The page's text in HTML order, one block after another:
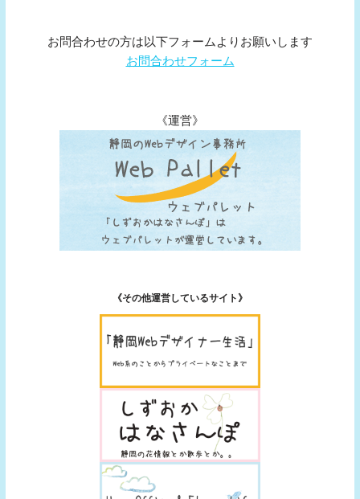
お問合わせの方は以下フォームよりお願いします
お問合わせフォーム
《運営》
《その他運営しているサイト》